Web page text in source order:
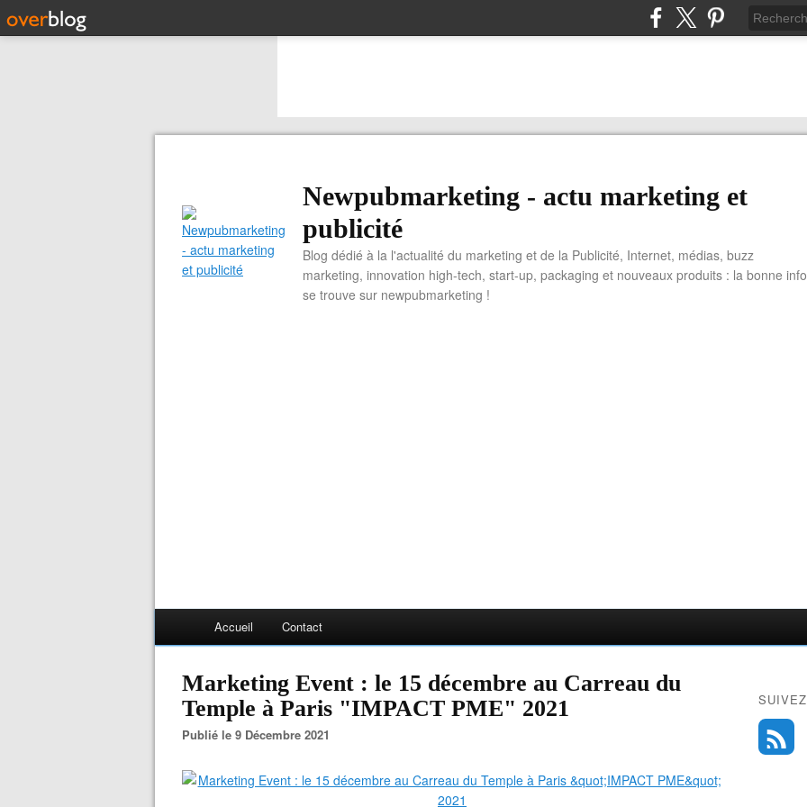
Newpubmarketing - actu marketing et
publicité
Blog dédié à la l'actualité du marketing et de la Publicité, Internet, médias, buzz
marketing, innovation high-tech, start-up, packaging et nouveaux produits : la bonne info
se trouve sur newpubmarketing !
Accueil Contact
Marketing Event : le 15 décembre au Carreau du
Temple à Paris "IMPACT PME" 2021
Publié le 9 Décembre 2021